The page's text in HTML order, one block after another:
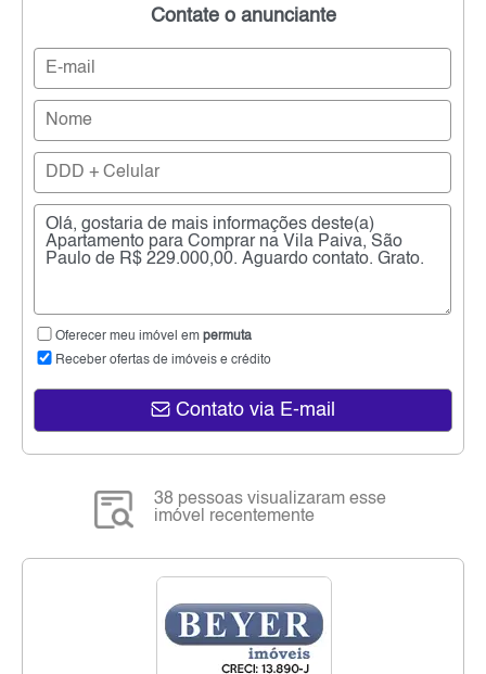
Contate o anunciante
Oferecer meu imóvel em permuta
Receber ofertas de imóveis e crédito
Contato via E-mail
38 pessoas visualizaram esse
imóvel recentemente